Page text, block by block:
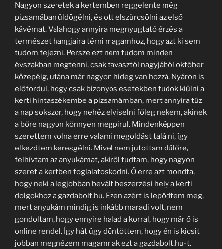
Nagyon szeretek a kertemben reggelente még
pizsamában üldögélni, és ott elszürcsölni az első
kávémat. Valahogy annyira megnyugtató érzés a
természet hangjaira térni magamhoz, hogy azt ki sem
tudom fejezni. Persze ezt nem tudom minden
évszakban megtenni, csak tavasztól nagyjából október
közepéig, utána már nagyon hideg van hozzá. Nyáron is
előfordul, hogy csak bizonyos esetekben tudok kiülni a
kerti hintaszékembe a pizsamámban, mert annyira tűz
a nap sokszor, hogy nehéz elviselni főleg nekem, akinek
a bőre nagyon könnyen megpirul. Mindenképpen
szerettem volna erre valami megoldást találni, így
elkezdtem keresgélni. Mivel nem jutottam dűlőre,
felhívtam az anyukámat, akiről tudtam, hogy nagyon
szeret a kertben foglalatoskodni. Ő erre azt mondta,
hogy neki a legjobban bevált beszerzési hely a kerti
dolgokhoz a gazdabolt.hu. Ezen azért is lepődtem meg,
mert anyukám mindig is inkább maradi volt, nem
gondoltam, hogy ennyire halad a korral, hogy már ő is
online rendel. Így hát úgy döntöttem, hogy én is kicsit
jobban megnézem magamnak ezt a gazdabolt.hu-t.